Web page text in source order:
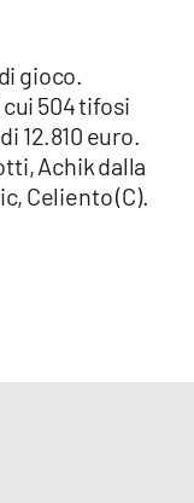
gioco.
504 tifosi
12.810 euro.
Achik dalla
Celiento (C).